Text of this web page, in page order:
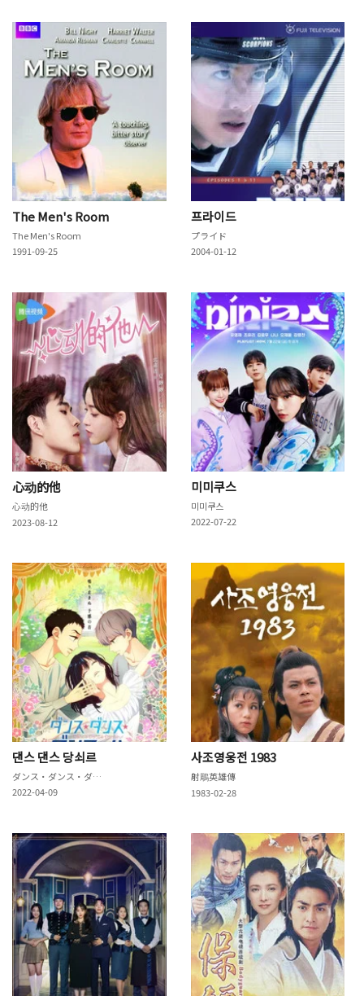
The Men's Room
The Men's Room
1991-09-25
프라이드
プライド
2004-01-12
心动的他
心动的他
2023-08-12
미미쿠스
미미쿠스
2022-07-22
댄스 댄스 당쇠르
ダンス・ダンス・ダンスール
2022-04-09
사조영웅전 1983
射鵰英雄傳
1983-02-28